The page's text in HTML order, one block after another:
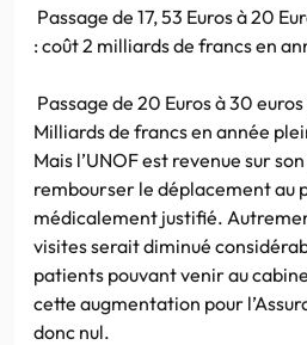
Passage de 17, 53 Euros à 20
: coût 2 milliards de francs en
Passage de 20 Euros à 30
Milliards de francs en année
Mais l’UNOF est revenue sur
rembourser le déplacement au
médicalement justifié.
visites serait diminué
patients pouvant venir au
cette augmentation pour
donc nul.